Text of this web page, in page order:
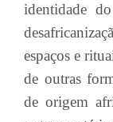
identidade
espaços e
de outras
de origem